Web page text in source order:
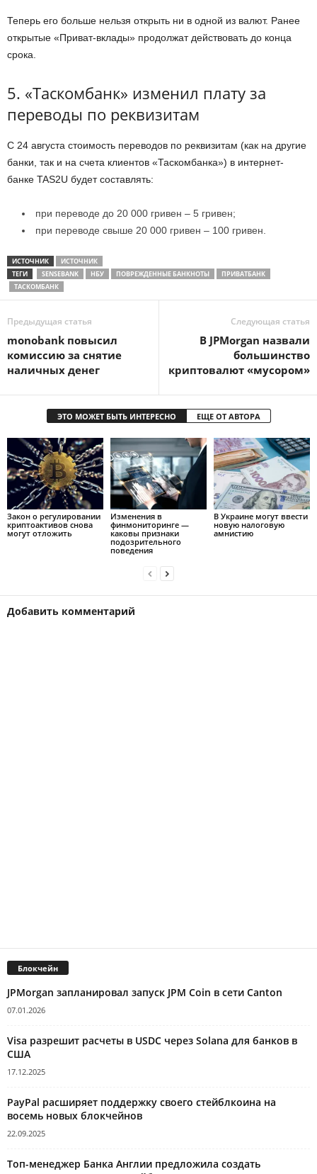
Теперь его больше нельзя открыть ни в одной из валют. Ранее
открытые «Приват-вклады» продолжат действовать до конца
срока.
5. «Таскомбанк» изменил плату за
переводы по реквизитам
С 24 августа стоимость переводов по реквизитам (как на другие
банки, так и на счета клиентов «Таскомбанка») в интернет-
банке TAS2U будет составлять:
при переводе до 20 000 гривен – 5 гривен;
при переводе свыше 20 000 гривен – 100 гривен.
ИСТОЧНИК
ИСТОЧНИК
ТЕГИ
SENSEBANK НБУ ПОВРЕЖДЕННЫЕ БАНКНОТЫ
ПРИВАТБАНК
ТАСКОМБАНК
Предыдущая статья
monobank повысил
комиссию за снятие
наличных денег
Следующая статья
В JPMorgan назвали
большинство
криптовалют «мусором»
ЭТО МОЖЕТ БЫТЬ ИНТЕРЕСНО ЕЩЕ ОТ АВТОРА
Закон о регулировании
криптоактивов снова
могут отложить
Изменения в
финмониторинге —
каковы признаки
подозрительного
поведения
В Украине могут ввести
новую налоговую
амнистию
Добавить комментарий
Блокчейн
JPMorgan запланировал запуск JPM Coin в сети Canton
07.01.2026
Visa разрешит расчеты в USDC через Solana для банков в
США
17.12.2025
PayPal расширяет поддержку своего стейблкоина на
восемь новых блокчейнов
22.09.2025
Топ-менеджер Банка Англии предложила создать